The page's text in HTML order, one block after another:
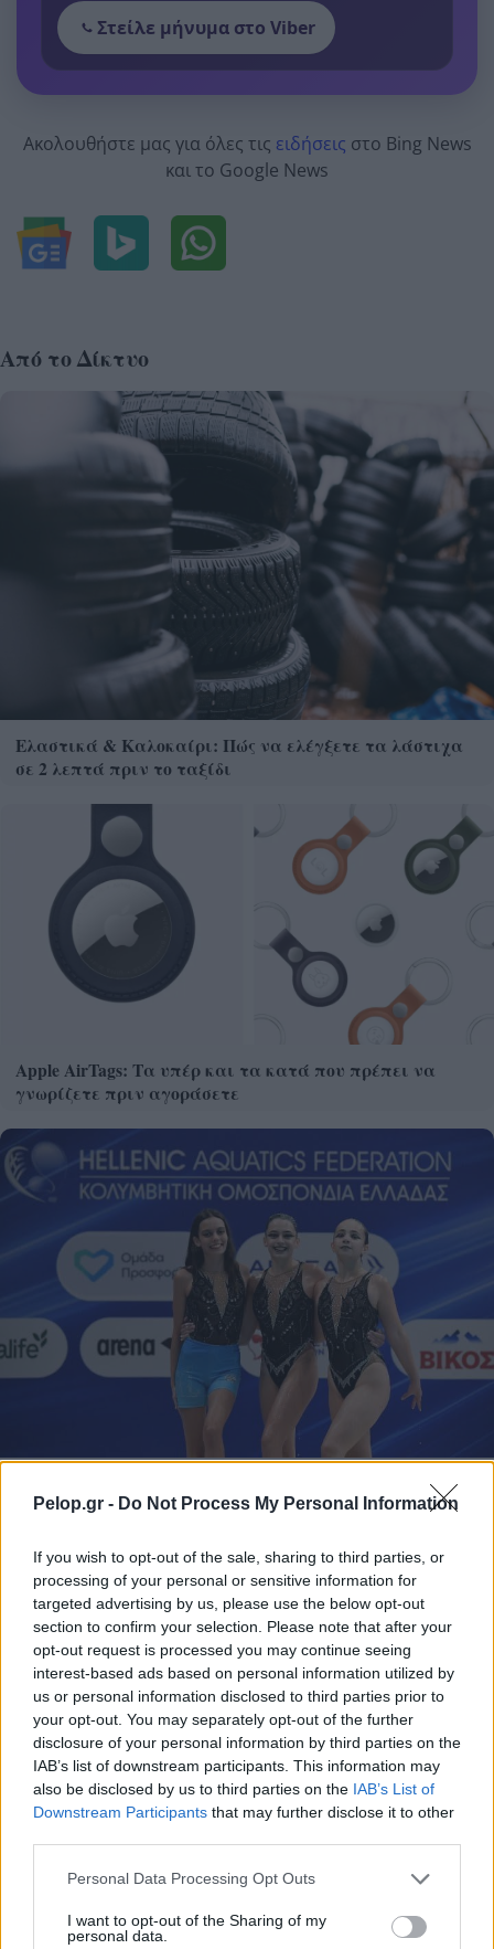
Pelop.gr - Do Not Process My Personal Information
If you wish to opt-out of the sale, sharing to third parties, or
processing of your personal or sensitive information for
targeted advertising by us, please use the below opt-out
section to confirm your selection. Please note that after your
opt-out request is processed you may continue seeing
interest-based ads based on personal information utilized by
us or personal information disclosed to third parties prior to
your opt-out. You may separately opt-out of the further
disclosure of your personal information by third parties on the
IAB’s list of downstream participants. This information may
also be disclosed by us to third parties on the IAB’s List of
Downstream Participants that may further disclose it to other
Please note that this website/app uses one or more Google
not limited to your visit or usage behaviour. You may click to
grant or deny consent to Google and its third-party tags to
Personal Data Processing Opt Outs
I want to opt-out of the Sharing of my
personal data.
Στείλε μήνυμα στο Viber
Ακολουθήστε μας για όλες τις ειδήσεις στο Bing News
και το Google News
Από το Δίκτυο
Ελαστικά & Καλοκαίρι: Πώς να ελέγξετε τα λάστιχα
σε 2 λεπτά πριν το ταξίδι
Apple AirTags: Τα υπέρ και τα κατά που πρέπει να
γνωρίζετε πριν αγοράσετε
Η «Νέα Αριστερά» για τα κορίτσια του Πόλο από τη
ΝΕΠ
αθώες;